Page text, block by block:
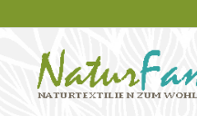
Inhalt
springen